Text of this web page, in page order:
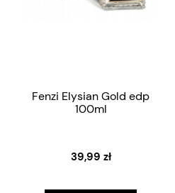
Fenzi Elysian Gold edp
100ml
39,99 zł